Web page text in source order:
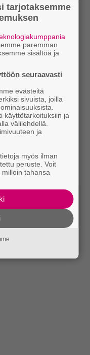
tarjotaksemme
paremman
sisältöä ja
seuraavasti
evästeitä
sivuista, joilla
käyttötarkoituksiin ja
välilehdellä.
ja
myös ilman
peruste. Voit
tahansa